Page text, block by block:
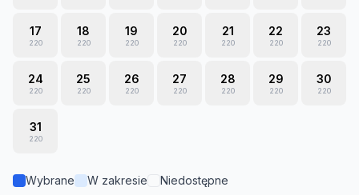
17
220
18
220
19
220
20
220
21
220
22
220
23
220
24
220
25
220
26
220
27
220
28
220
29
220
30
220
31
220
Wybrane W zakresie Niedostępne